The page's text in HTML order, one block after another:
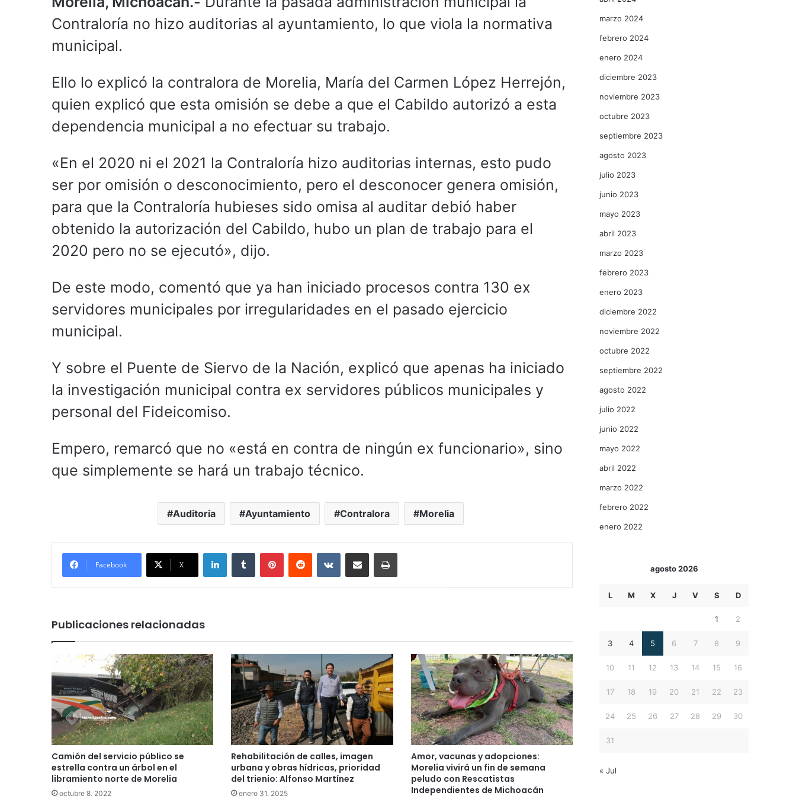
Contraloría no hizo auditorias al ayuntamiento, lo que viola la normativa
municipal.
Ello lo explicó la contralora de Morelia, María del Carmen López Herrejón,
quien explicó que esta omisión se debe a que el Cabildo autorizó a esta
dependencia municipal a no efectuar su trabajo.
«En el 2020 ni el 2021 la Contraloría hizo auditorias internas, esto pudo
ser por omisión o desconocimiento, pero el desconocer genera omisión,
para que la Contraloría hubieses sido omisa al auditar debió haber
obtenido la autorización del Cabildo, hubo un plan de trabajo para el
2020 pero no se ejecutó», dijo.
De este modo, comentó que ya han iniciado procesos contra 130 ex
servidores municipales por irregularidades en el pasado ejercicio
municipal.
Y sobre el Puente de Siervo de la Nación, explicó que apenas ha iniciado
la investigación municipal contra ex servidores públicos municipales y
personal del Fideicomiso.
Empero, remarcó que no «está en contra de ningún ex funcionario», sino
que simplemente se hará un trabajo técnico.
Auditoria Ayuntamiento Contralora Morelia
Facebook X
LinkedInTumblr PinterestReddit VKontakteCompartir por correo electrónicoImprimir
Publicaciones relacionadas
Camión del servicio público se
estrella contra un árbol en el
libramiento norte de Morelia
octubre 8, 2022
Rehabilitación de calles, imagen
urbana y obras hídricas, prioridad
del trienio: Alfonso Martínez
enero 31, 2025
Amor, vacunas y adopciones:
Morelia vivirá un fin de semana
peludo con Rescatistas
Independientes de Michoacán
marzo 2024
febrero 2024
enero 2024
diciembre 2023
noviembre 2023
octubre 2023
septiembre 2023
agosto 2023
julio 2023
junio 2023
mayo 2023
abril 2023
marzo 2023
febrero 2023
enero 2023
diciembre 2022
noviembre 2022
octubre 2022
septiembre 2022
agosto 2022
julio 2022
junio 2022
mayo 2022
abril 2022
marzo 2022
febrero 2022
enero 2022
agosto 2026
L M X J V S D
1 2
3 4 5 6 7 8 9
10 11 12 13 14 15 16
17 18 19 20 21 22 23
24 25 26 27 28 29 30
31
« Jul